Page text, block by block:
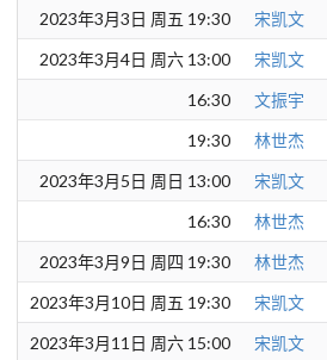
2023年3月3日 周五 19:30
宋凯文
2023年3月4日 周六 13:00
宋凯文
16:30
文振宇
19:30
林世杰
2023年3月5日 周日 13:00
宋凯文
16:30
林世杰
2023年3月9日 周四 19:30
林世杰
2023年3月10日 周五 19:30
宋凯文
2023年3月11日 周六 15:00
宋凯文